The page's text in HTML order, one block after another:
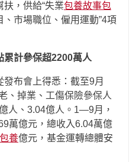
，供給“失業包養故事包
、市場職位、僱用運動”4項
累計參保超2200萬人
布會上得悉：截至9月
、掉業、工傷保險參保人
人、3.04億人。1—9月，
萬億元，總收入6.04萬億
包養億元，基金運轉總體安